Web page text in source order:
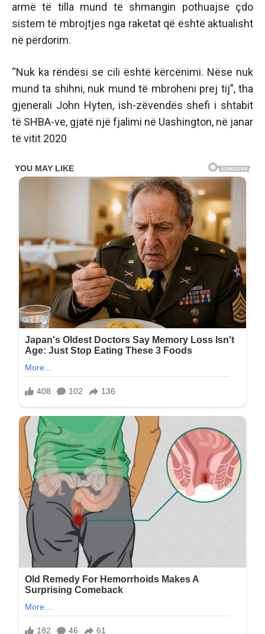
armë të tilla mund të shmangin pothuajse çdo
sistem të mbrojtjes nga raketat që është aktualisht
në përdorim.
“Nuk ka rëndësi se cili është kërcënimi. Nëse nuk
mund ta shihni, nuk mund të mbroheni prej tij”, tha
gjenerali John Hyten, ish-zëvendës shefi i shtabit
të SHBA-ve, gjatë një fjalimi në Uashington, në janar
të vitit 2020